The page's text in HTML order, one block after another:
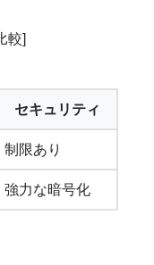
較]
セキュリティ
制限あり
強力な暗号化